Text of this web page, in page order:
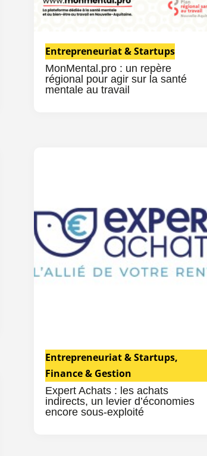
MonMental.pro : un repère
régional pour agir sur la santé
mentale au travail
Entrepreneuriat & Startups
Expert Achats : les achats
indirects, un levier d’économies
encore sous-exploité
Entrepreneuriat & Startups,
Finance & Gestion